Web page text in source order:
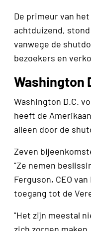
De primeur van
achtduizend,
vanwege de
bezoekers en
Washington
Washington D.C.
heeft de
alleen door de
Zeven
"Ze nemen
Ferguson, CEO
toegang tot de
"Het zijn meestal